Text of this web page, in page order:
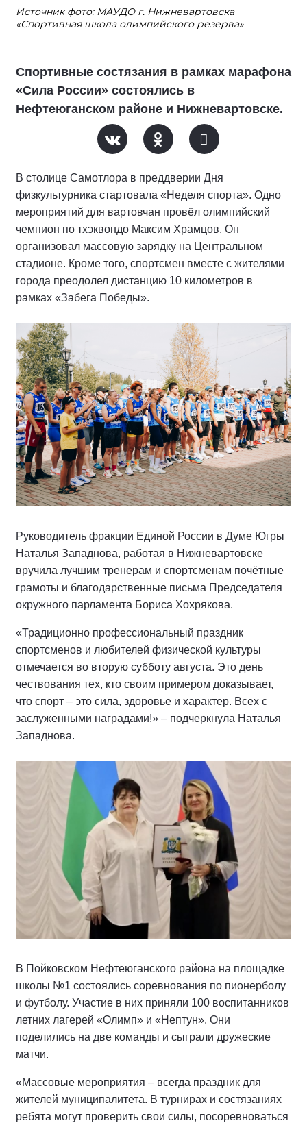
Источник фото: МАУДО г. Нижневартовска
«Спортивная школа олимпийского резерва»
Спортивные состязания в рамках марафона
«Сила России» состоялись в
Нефтеюганском районе и Нижневартовске.
В столице Самотлора в преддверии Дня
физкультурника стартовала «Неделя спорта». Одно
мероприятий для вартовчан провёл олимпийский
чемпион по тхэквондо Максим Храмцов. Он
организовал массовую зарядку на Центральном
стадионе. Кроме того, спортсмен вместе с жителями
города преодолел дистанцию 10 километров в
рамках «Забега Победы».
Руководитель фракции Единой России в Думе Югры
Наталья Западнова, работая в Нижневартовске
вручила лучшим тренерам и спортсменам почётные
грамоты и благодарственные письма Председателя
окружного парламента Бориса Хохрякова.
«Традиционно профессиональный праздник
спортсменов и любителей физической культуры
отмечается во вторую субботу августа. Это день
чествования тех, кто своим примером доказывает,
что спорт – это сила, здоровье и характер. Всех с
заслуженными наградами!» – подчеркнула Наталья
Западнова.
В Пойковском Нефтеюганского района на площадке
школы №1 состоялись соревнования по пионерболу
и футболу. Участие в них приняли 100 воспитанников
летних лагерей «Олимп» и «Нептун». Они
поделились на две команды и сыграли дружеские
матчи.
«Массовые мероприятия – всегда праздник для
жителей муниципалитета. В турнирах и состязаниях
ребята могут проверить свои силы, посоревноваться